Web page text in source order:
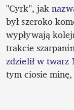
"Cyrk", jak
był szeroko
wypływają
zdzielił w twarz